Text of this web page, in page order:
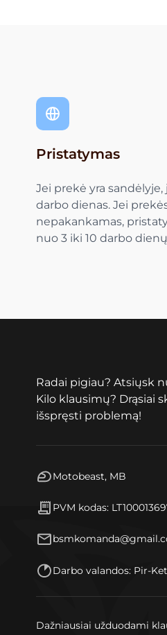
Pristatymas
Jei prekė yra
darbo dienas. Jei
nepakankamas,
nuo 3 iki 10 darbo
Radai pigiau? Atsiųsk
Kilo klausimų? Drąsiai
išspręsti problemą!
Motobeast, MB
PVM kodas:
Darbo valandos: Pir-
Dažniausiai užduodami